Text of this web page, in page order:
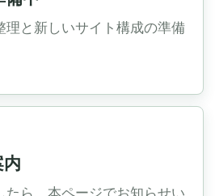
理と新しいサイト構成の準備